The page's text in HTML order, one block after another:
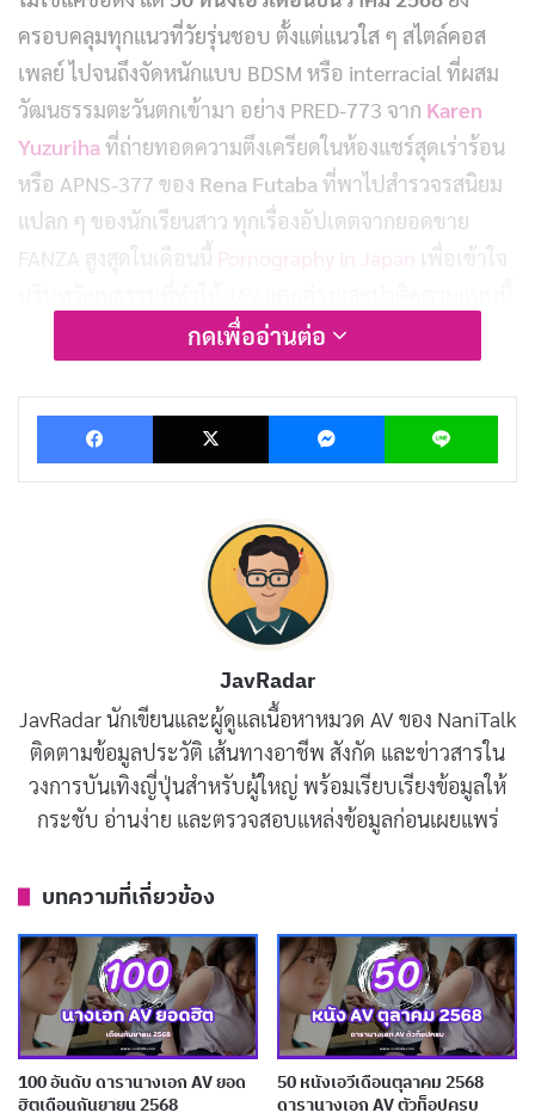
ครอบคลุมทุกแนวที่วัยรุ่นชอบ ตั้งแต่แนวใส ๆ สไตล์คอส
เพลย์ ไปจนถึงจัดหนักแบบ BDSM หรือ interracial ที่ผสม
วัฒนธรรมตะวันตกเข้ามา อย่าง PRED-773 จาก Karen
Yuzuriha ที่ถ่ายทอดความตึงเครียดในห้องแชร์สุดเร่าร้อน
หรือ APNS-377 ของ Rena Futaba ที่พาไปสำรวจรสนิยม
แปลก ๆ ของนักเรียนสาว ทุกเรื่องอัปเดตจากยอดขาย
FANZA สูงสุดในเดือนนี้ Pornography in Japan เพื่อเข้าใจ
EBON-003
EBON-003 เป็นผลงานเดบิวต์สุดเร้าใจของฮิบิกิ โอสึ
(Hibiki Otsu)นักแสดงหน้าใหม่ไฟแรงจาก E-BODY ที่มา
พร้อมสัดส่วนสุดยอด K-Cupอันล้นทะลัก หนังเน้นการเปิด
ตัวแบบเต็มสูบด้วยฉากเซ็กซ์ดุเด็ดตั้งแต่ต้นจนจบ โชว์ทั้ง
ความสดใหม่ของน้องใหม่และพลังระเบิดของหน้าอกมหึมา
ที่พร้อมบดขยี้ทุกองคาฮีในทุกช็อต
รหัส DVD:EBON-003
ความยาว:150 นาที
ผู้กำกับ:不明
สตูดิโอ:E-BODY
กดเพื่ออ่านต่อ
Facebook X Messenger Line
JavRadar
JavRadar นักเขียนและผู้ดูแลเนื้อหาหมวด AV ของ NaniTalk
ติดตามข้อมูลประวัติ เส้นทางอาชีพ สังกัด และข่าวสารใน
วงการบันเทิงญี่ปุ่นสำหรับผู้ใหญ่ พร้อมเรียบเรียงข้อมูลให้
กระชับ อ่านง่าย และตรวจสอบแหล่งข้อมูลก่อนเผยแพร่
บทความที่เกี่ยวข้อง
100 อันดับ ดารานางเอก AV ยอด
ฮิตเดือนกันยายน 2568
50 หนังเอวีเดือนตุลาคม 2568
ดารานางเอก AV ตัวท็อปครบ